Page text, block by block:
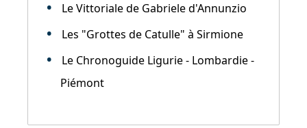
Le Vittoriale de Gabriele d'Annunzio
Les "Grottes de Catulle" à Sirmione
Le Chronoguide Ligurie - Lombardie -
Piémont